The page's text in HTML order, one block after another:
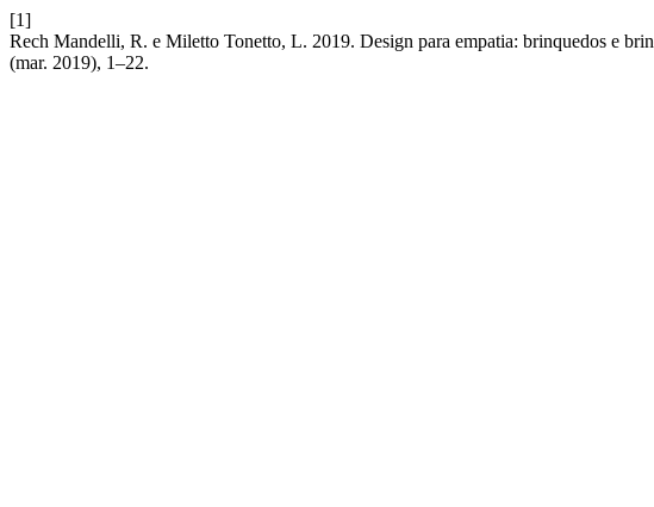
[1]
Rech Mandelli, R. e Miletto Tonetto, L. 2019. Design para empatia: brinquedos e
(mar. 2019), 1–22.